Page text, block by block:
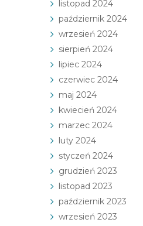
listopad 2024
październik 2024
wrzesień 2024
sierpień 2024
lipiec 2024
czerwiec 2024
maj 2024
kwiecień 2024
marzec 2024
luty 2024
styczeń 2024
grudzień 2023
listopad 2023
październik 2023
wrzesień 2023